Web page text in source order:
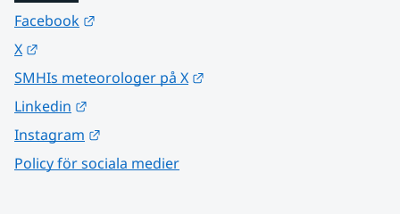
Facebook
X
SMHIs meteorologer på X
Linkedin
Instagram
Policy för sociala medier